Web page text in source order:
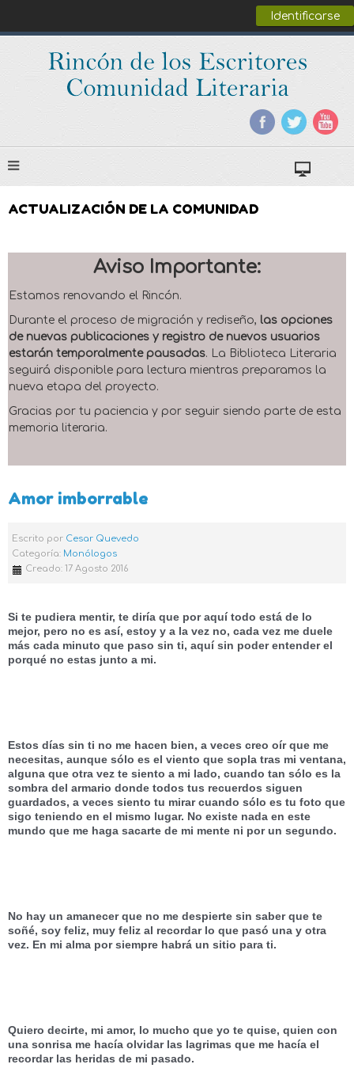
Identificarse
ACTUALIZACIÓN DE LA COMUNIDAD
Aviso Importante:
Estamos renovando el Rincón.
Durante el proceso de migración y rediseño, las opciones
de nuevas publicaciones y registro de nuevos usuarios
estarán temporalmente pausadas. La Biblioteca Literaria
seguirá disponible para lectura mientras preparamos la
nueva etapa del proyecto.
Gracias por tu paciencia y por seguir siendo parte de esta
memoria literaria.
Amor imborrable
Escrito por Cesar Quevedo
Categoría: Monólogos
Creado: 17 Agosto 2016
Si te pudiera mentir, te diría que por aquí todo está de lo
mejor, pero no es así, estoy y a la vez no, cada vez me duele
más cada minuto que paso sin ti, aquí sin poder entender el
porqué no estas junto a mi.
Estos días sin ti no me hacen bien, a veces creo oír que me
necesitas, aunque sólo es el viento que sopla tras mi ventana,
alguna que otra vez te siento a mi lado, cuando tan sólo es la
sombra del armario donde todos tus recuerdos siguen
guardados, a veces siento tu mirar cuando sólo es tu foto que
sigo teniendo en el mismo lugar. No existe nada en este
mundo que me haga sacarte de mi mente ni por un segundo.
No hay un amanecer que no me despierte sin saber que te
soñé, soy feliz, muy feliz al recordar lo que pasó una y otra
vez. En mi alma por siempre habrá un sitio para ti.
Quiero decirte, mi amor, lo mucho que yo te quise, quien con
una sonrisa me hacía olvidar las lagrimas que me hacía el
recordar las heridas de mi pasado.